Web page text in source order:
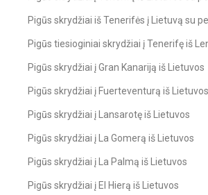
Pigūs skrydžiai iš Tenerifės į Lietuvą su
Pigūs tiesioginiai skrydžiai į Tenerifę iš
Pigūs skrydžiai į Gran Kanariją iš Lietuvos
Pigūs skrydžiai į Fuerteventurą iš Lietuvos
Pigūs skrydžiai į Lansarotę iš Lietuvos
Pigūs skrydžiai į La Gomerą iš Lietuvos
Pigūs skrydžiai į La Palmą iš Lietuvos
Pigūs skrydžiai į El Hierą iš Lietuvos